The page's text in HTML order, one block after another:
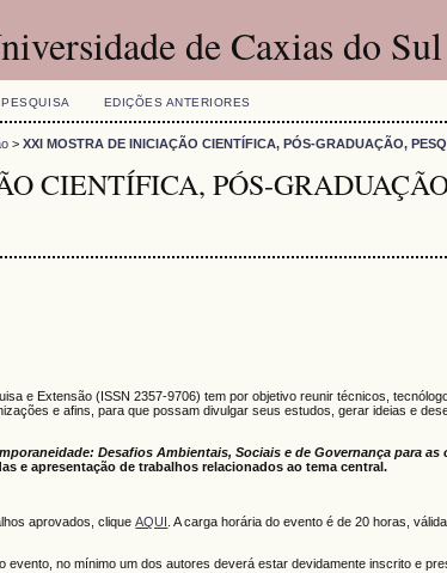
de Caxias do Sul
PESQUISA EDIÇÕES ANTERIORES
>XXI MOSTRA DE INICIAÇÃO CIENTÍFICA, PÓS-GRADUAÇÃO,
CIENTÍFICA, PÓS-
e Extensão (ISSN 2357-9706) tem por objetivo reunir técnicos,
e afins, para que possam divulgar seus estudos, gerar ideias e
Desafios Ambientais, Sociais e de Governança para as
e apresentação de trabalhos relacionados ao tema central.
aprovados, cliqueAQUI . A carga horária do evento é de 20 horas,
evento, no mínimo um dos autores deverá estar devidamente inscrito e